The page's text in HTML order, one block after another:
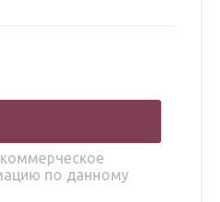
по данному